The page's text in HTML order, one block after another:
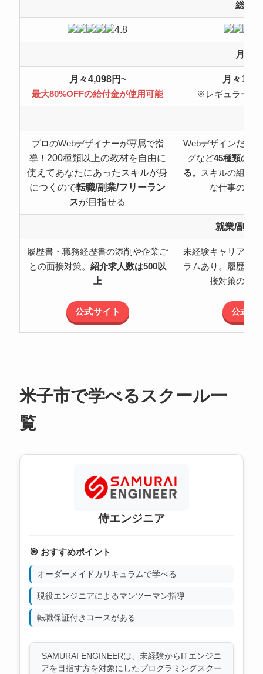
総合
4.8
月額
月々4,098円~
最大80%OFFの給付金が使用可能
月々
※レギュラープ
プロのWebデザイナーが専属で指
導！ 200種類以上の教材を自由に
使えてあなたにあったスキルが身
につくので転職/副業/フリーラン
スが目指せる
Webデザインだけ
グなど45種類の職
る。 スキルの組み
な仕事の可
就業/副業
履歴書・職務経歴書の添削や企業ご
との面接対策。紹介求人数は500以
上
未経験キャリアチ
ラムあり。履歴書
接対策のサ
公式サイト 公式サ
米子市で学べるスクール一
覧
侍エンジニア
🎯 おすすめポイント
オーダーメイドカリキュラムで学べる
現役エンジニアによるマンツーマン指導
転職保証付きコースがある
SAMURAI ENGINEERは、未経験からITエンジニ
アを目指す方を対象にしたプログラミングスクー